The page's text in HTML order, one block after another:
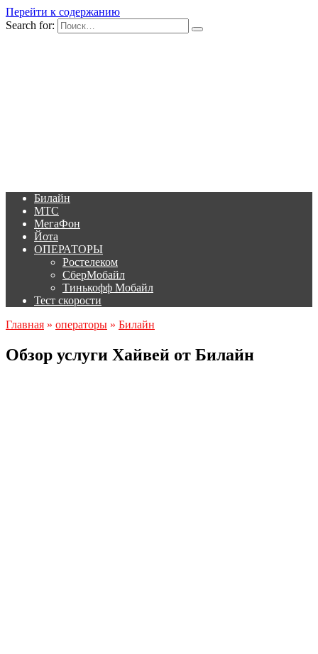
Перейти к содержанию
Search for:
Билайн
МТС
МегаФон
Йота
ОПЕРАТОРЫ
Ростелеком
СберМобайл
Тинькофф Мобайл
Тест скорости
Главная » операторы » Билайн
Обзор услуги Хайвей от Билайн